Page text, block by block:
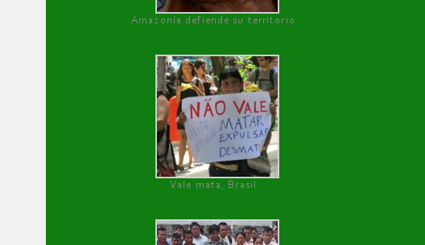
Amazonía defiende su territorio
Vale mata, Brasil